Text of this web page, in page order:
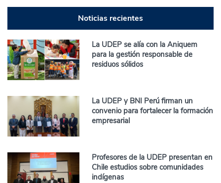
Noticias recientes
La UDEP se alía con la Aniquem
para la gestión responsable de
residuos sólidos
La UDEP y BNI Perú firman un
convenio para fortalecer la formación
empresarial
Profesores de la UDEP presentan en
Chile estudios sobre comunidades
indígenas